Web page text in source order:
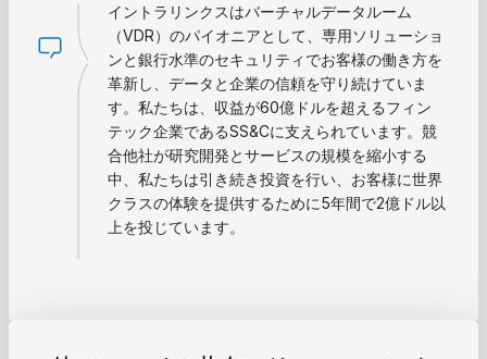
イントラリンクスはバーチャルデータルーム
（VDR）のパイオニアとして、専用ソリューショ
ンと銀行水準のセキュリティでお客様の働き方を
革新し、データと企業の信頼を守り続けていま
す。私たちは、収益が60億ドルを超えるフィン
テック企業であるSS&Cに支えられています。競
合他社が研究開発とサービスの規模を縮小する
中、私たちは引き続き投資を行い、お客様に世界
クラスの体験を提供するために5年間で2億ドル以
上を投じています。